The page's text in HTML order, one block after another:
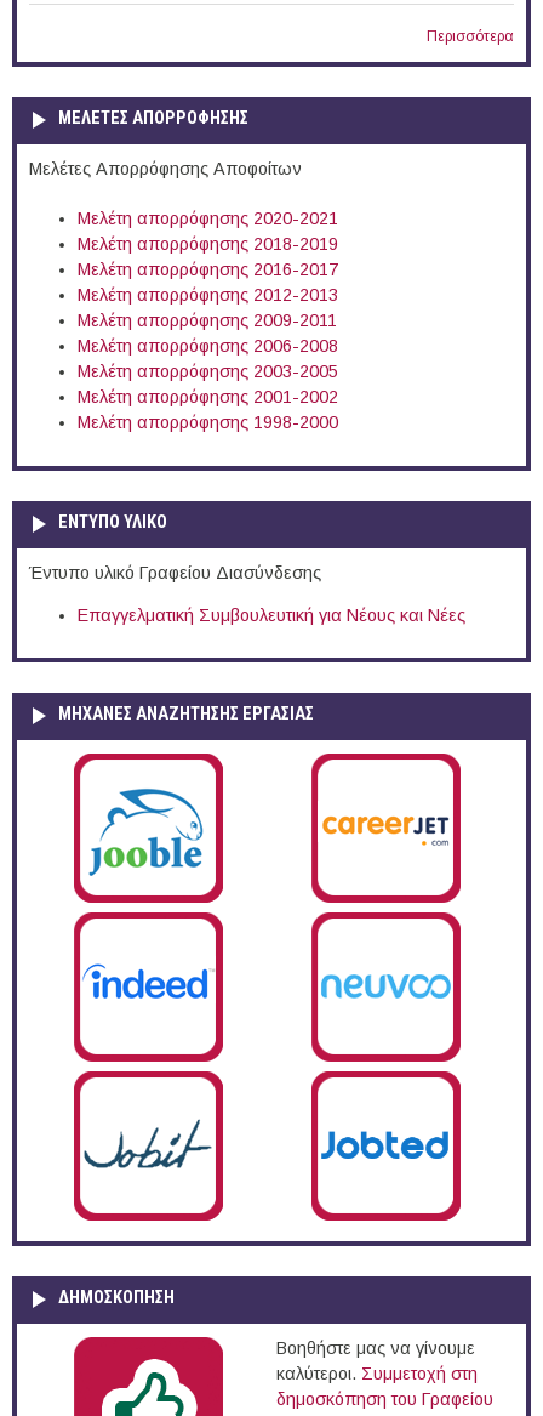
Περισσότερα
ΜΕΛΕΤΕΣ ΑΠΟΡΡΟΦΗΣΗΣ
Μελέτες Απορρόφησης Αποφοίτων
Μελέτη απορρόφησης 2020-2021
Μελέτη απορρόφησης 2018-2019
Μελέτη απορρόφησης 2016-2017
Μελέτη απορρόφησης 2012-2013
Μελέτη απορρόφησης 2009-2011
Μελέτη απορρόφησης 2006-2008
Μελέτη απορρόφησης 2003-2005
Μελέτη απορρόφησης 2001-2002
Μελέτη απορρόφησης 1998-2000
ΕΝΤΥΠΟ ΥΛΙΚΟ
Έντυπο υλικό Γραφείου Διασύνδεσης
Επαγγελματική Συμβουλευτική για Νέους και Νέες
ΜΗΧΑΝΕΣ ΑΝΑΖΗΤΗΣΗΣ ΕΡΓΑΣΙΑΣ
ΔΗΜΟΣΚΌΠΗΣΗ
Βοηθήστε μας να γίνουμε
καλύτεροι. Συμμετοχή στη
δημοσκόπηση του Γραφείου